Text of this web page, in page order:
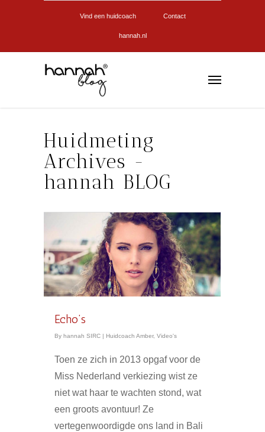
Vind een huidcoach Contact
hannah.nl
Huidmeting
Archives -
hannah BLOG
Echo’s
By hannah SIRC | Huidcoach Amber, Video's
Toen ze zich in 2013 opgaf voor de
Miss Nederland verkiezing wist ze
niet wat haar te wachten stond, wat
een groots avontuur! Ze
vertegenwoordigde ons land in Bali